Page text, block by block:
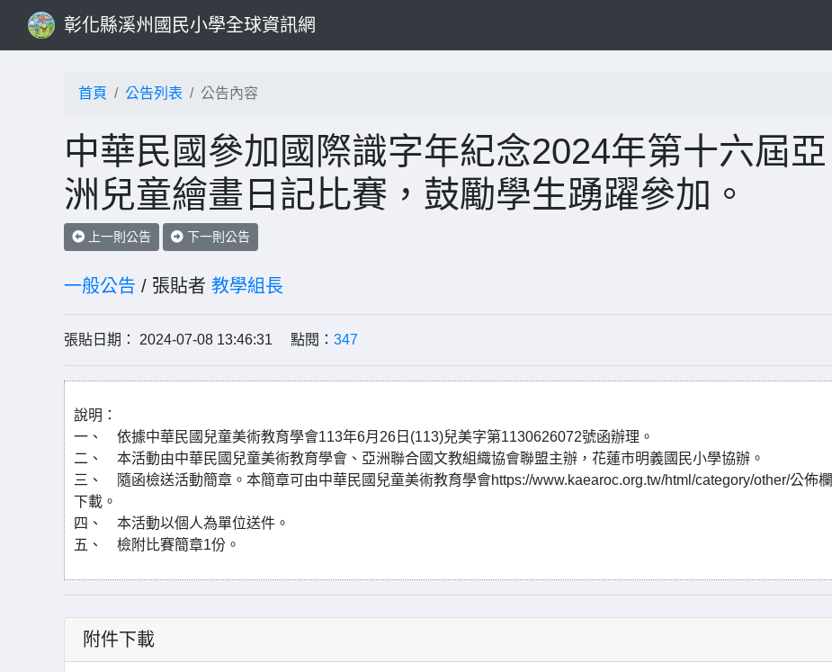
彰化縣溪州國民小學全球資訊網
首頁 公告列表 公告內容
中華民國參加國際識字年紀念2024年第十六屆亞
洲兒童繪畫日記比賽，鼓勵學生踴躍參加。
上一則公告 下一則公告
一般公告 / 張貼者 教學組長
張貼日期： 2024-07-08 13:46:31 點閱： 347
說明：
一、 依據中華民國兒童美術教育學會113年6月26日(113)兒美字第1130626072號函辦理。
二、 本活動由中華民國兒童美術教育學會、亞洲聯合國文教組織協會聯盟主辦，花蓮市明義國民小學協辦。
三、 隨函檢送活動簡章。本簡章可由中華民國兒童美術教育學會https://www.kaearoc.org.tw/html/category/other/公佈欄
下載。
四、 本活動以個人為單位送件。
五、 檢附比賽簡章1份。
附件下載